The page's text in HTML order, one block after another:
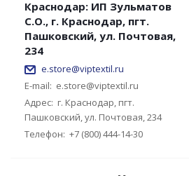
Краснодар: ИП Зульматов
С.О., г. Краснодар, пгт.
Пашковский, ул. Почтовая,
234
e.store@viptextil.ru
E-mail: e.store@viptextil.ru
Адрес: г. Краснодар, пгт.
Пашковский, ул. Почтовая, 234
Телефон: +7 (800) 444-14-30